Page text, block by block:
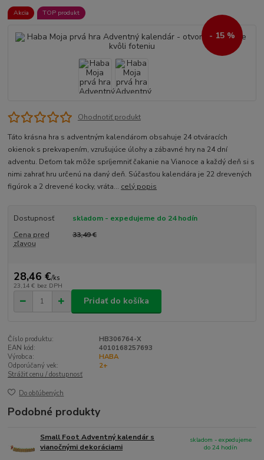
Akcia TOP produkt
- 15 %
Ohodnotiť produkt
Táto krásna hra s adventným kalendárom obsahuje 24 otváracích
okienok s prekvapením, vzrušujúce úlohy a zábavné hry na 24 dní
adventu. Deťom tak môže spríjemniť čakanie na Vianoce a každý deň si s
nimi zahrať hru určenú na daný deň. Súčasťou kalendára je 22 drevených
figúrok a 2 drevené kocky, vráta... celý popis
Dostupnosť
skladom - expedujeme do 24 hodín
Cena pred
zľavou
33,49 €
28,46 €/ks
23,14 € bez DPH
Pridať do košíka
Číslo produktu:
HB306764-X
EAN kód:
4010168257693
Výrobca:
HABA
Odporúčaný vek:
2+
Strážiť cenu / dostupnosť
Do obľúbených
Podobné produkty
Small Foot Adventný kalendár s
vianočnými dekoráciami
skladom - expedujeme
do 24 hodín